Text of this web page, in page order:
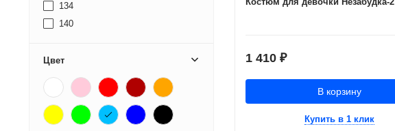
134
140
152
158
164
170
Цвет 1 410 ₽
В корзину
Купить в 1 клик